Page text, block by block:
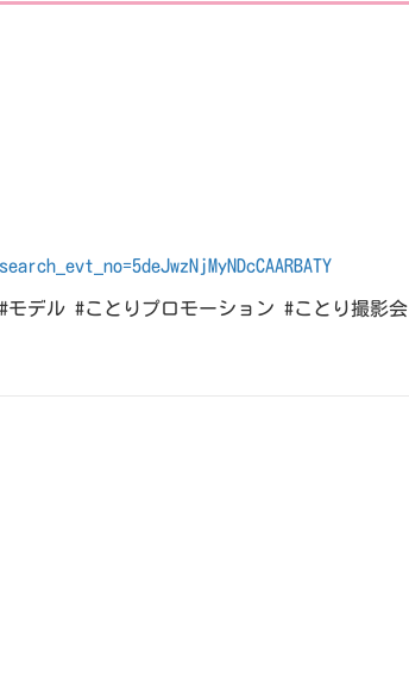
デル #ことりプロモーション #ことり撮影会